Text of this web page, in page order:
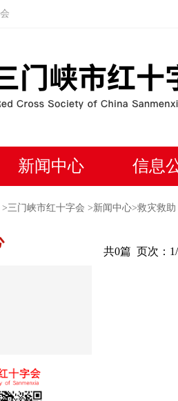
新闻中心 信息
三门峡市红十字会 >新闻中心>救灾救助
共0篇 页次：